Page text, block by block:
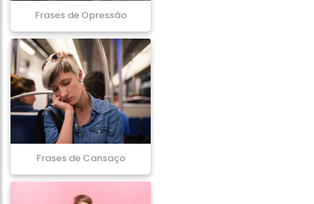
Frases de Opressão
Frases de Cansaço